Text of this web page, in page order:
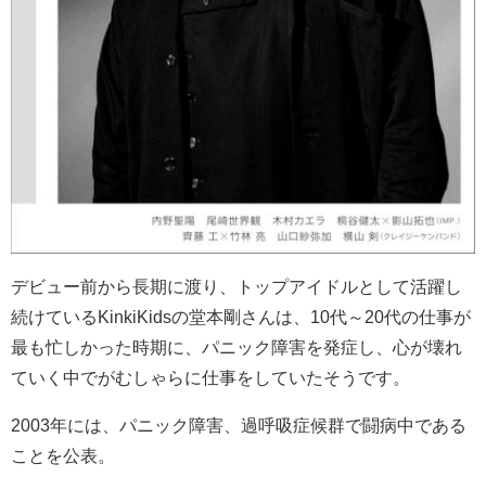
デビュー前から長期に渡り、トップアイドルとして活躍し
続けているKinkiKidsの堂本剛さんは、10代～20代の仕事が
最も忙しかった時期に、パニック障害を発症し、心が壊れ
ていく中でがむしゃらに仕事をしていたそうです。
2003年には、パニック障害、過呼吸症候群で闘病中である
ことを公表。